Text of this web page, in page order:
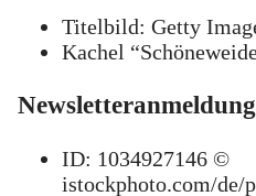
Titelbild: Getty
Kachel
ID: 1034927146 ©
istockphoto.com/de/